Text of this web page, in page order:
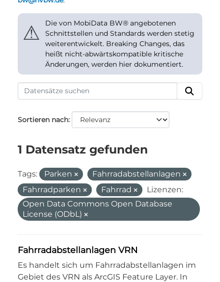
⚠
Die von MobiData BW® angebotenen
Schnittstellen und Standards werden stetig
weiterentwickelt. Breaking Changes, das
heißt nicht-abwärtskompatible kritische
Änderungen, werden hier dokumentiert.
Sortieren nach
1 Datensatz gefunden
Tags: Parken
Fahrradabstellanlagen
Fahrradparken
Fahrrad
Lizenzen:
Open Data Commons Open Database
License (ODbL)
Fahrradabstellanlagen VRN
Es handelt sich um Fahrradabstellanlagen im
Gebiet des VRN als ArcGIS Feature Layer. In